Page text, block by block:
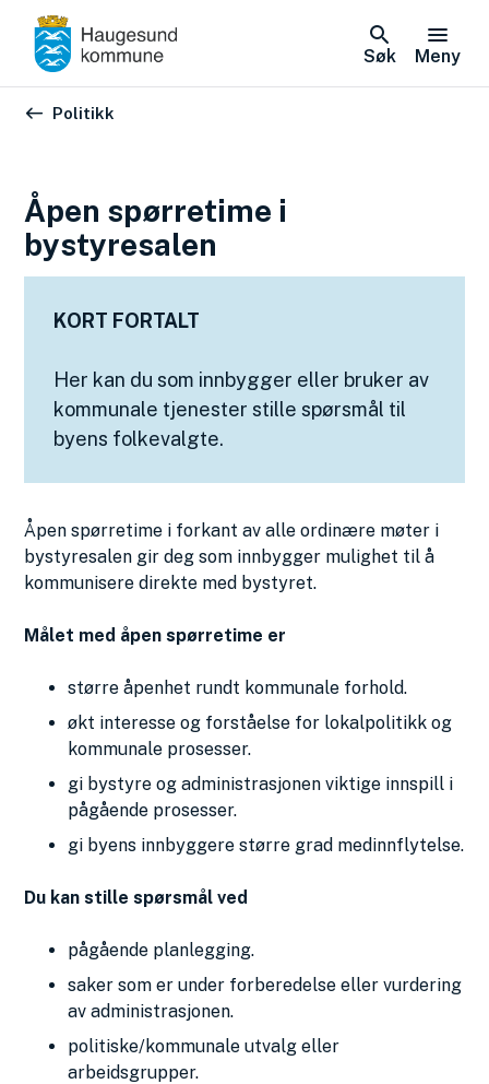
Søk Meny
Du er her:
Politikk
Åpen spørretime i
bystyresalen
KORT FORTALT
Her kan du som innbygger eller bruker av
kommunale tjenester stille spørsmål til
byens folkevalgte.
Åpen spørretime i forkant av alle ordinære møter i
bystyresalen gir deg som innbygger mulighet til å
kommunisere direkte med bystyret.
Målet med åpen spørretime er
større åpenhet rundt kommunale forhold.
økt interesse og forståelse for lokalpolitikk og
kommunale prosesser.
gi bystyre og administrasjonen viktige innspill i
pågående prosesser.
gi byens innbyggere større grad medinnflytelse.
Du kan stille spørsmål ved
pågående planlegging.
saker som er under forberedelse eller vurdering
av administrasjonen.
politiske/kommunale utvalg eller
arbeidsgrupper.